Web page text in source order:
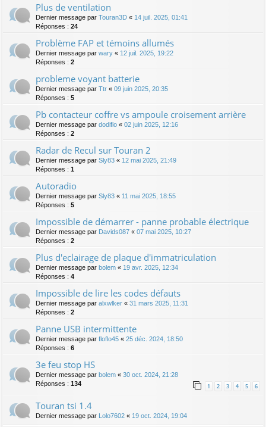
Plus de ventilation
Dernier message par Touran3D « 14 juil. 2025, 01:41
Réponses : 24
Problème FAP et témoins allumés
Dernier message par wary « 12 juil. 2025, 19:22
Réponses : 2
probleme voyant batterie
Dernier message par Ttr « 09 juin 2025, 20:35
Réponses : 5
Pb contacteur coffre vs ampoule croisement arrière
Dernier message par dodiflo « 02 juin 2025, 12:16
Réponses : 2
Radar de Recul sur Touran 2
Dernier message par Sly83 « 12 mai 2025, 21:49
Réponses : 1
Autoradio
Dernier message par Sly83 « 11 mai 2025, 18:55
Réponses : 5
Impossible de démarrer - panne probable électrique
Dernier message par Davids087 « 07 mai 2025, 10:27
Réponses : 2
Plus d'eclairage de plaque d'immatriculation
Dernier message par bolem « 19 avr. 2025, 12:34
Réponses : 4
Impossible de lire les codes défauts
Dernier message par alxwlker « 31 mars 2025, 11:31
Réponses : 2
Panne USB intermittente
Dernier message par floflo45 « 25 déc. 2024, 18:50
Réponses : 6
3e feu stop HS
Dernier message par bolem « 30 oct. 2024, 21:28
Réponses : 134 1 2 3 4 5 6
Touran tsi 1.4
Dernier message par Lolo7602 « 19 oct. 2024, 19:04